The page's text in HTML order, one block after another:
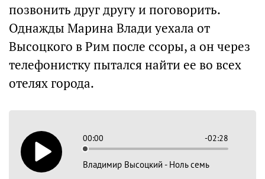
позвонить друг другу и поговорить.
Однажды Марина Влади уехала от
Высоцкого в Рим после ссоры, а он через
телефонистку пытался найти ее во всех
отелях города.
00:00 -02:28
Владимир Высоцкий - Ноль семь